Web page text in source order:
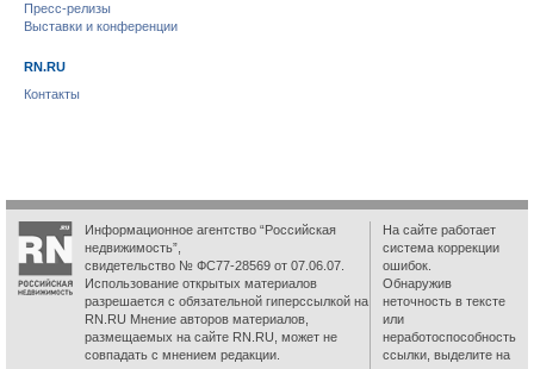
Пресс-релизы
Выставки и конференции
RN.RU
Контакты
Информационное агентство “Российская
недвижимость”,
свидетельство № ФС77-28569 от 07.06.07.
Использование открытых материалов
разрешается с обязательной гиперссылкой на
RN.RU Мнение авторов материалов,
размещаемых на сайте RN.RU, может не
совпадать с мнением редакции.
На сайте работает
система коррекции
ошибок.
Обнаружив
неточность в тексте
или
неработоспособность
ссылки, выделите на